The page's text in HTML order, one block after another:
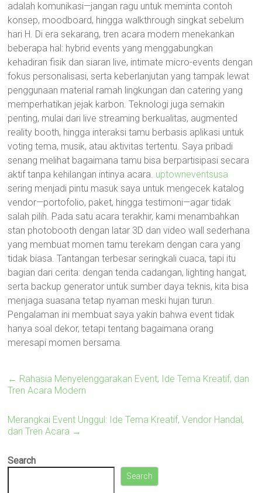
adalah komunikasi—jangan ragu untuk meminta contoh
konsep, moodboard, hingga walkthrough singkat sebelum
hari H. Di era sekarang, tren acara modern menekankan
beberapa hal: hybrid events yang menggabungkan
kehadiran fisik dan siaran live, intimate micro-events dengan
fokus personalisasi, serta keberlanjutan yang tampak lewat
penggunaan material ramah lingkungan dan catering yang
memperhatikan jejak karbon. Teknologi juga semakin
penting, mulai dari live streaming berkualitas, augmented
reality booth, hingga interaksi tamu berbasis aplikasi untuk
voting tema, musik, atau aktivitas tertentu. Saya pribadi
senang melihat bagaimana tamu bisa berpartisipasi secara
aktif tanpa kehilangan intinya acara. uptowneventsusa
sering menjadi pintu masuk saya untuk mengecek katalog
vendor—portofolio, paket, hingga testimoni—agar tidak
salah pilih. Pada satu acara terakhir, kami menambahkan
stan photobooth dengan latar 3D dan video wall sederhana
yang membuat momen tamu terekam dengan cara yang
tidak biasa. Tantangan terbesar seringkali cuaca, tapi itu
bagian dari cerita: dengan tenda cadangan, lighting hangat,
serta backup generator untuk sumber daya teknis, kita bisa
menjaga suasana tetap nyaman meski hujan turun.
Pengalaman ini membuat saya yakin bahwa event tidak
hanya soal dekor, tetapi tentang bagaimana orang
meresapi momen bersama.
← Rahasia Menyelenggarakan Event, Ide Tema Kreatif, dan
Tren Acara Modern
Merangkai Event Unggul: Ide Tema Kreatif, Vendor Handal,
dan Tren Acara →
Search
Search